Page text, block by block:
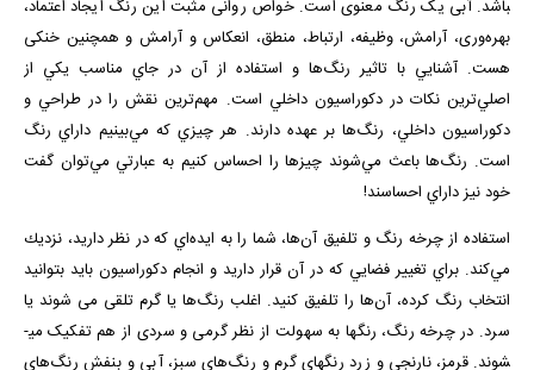
باشد. آبی یک رنگ معنوی است. خواص روانی مثبت این رنگ ایجاد اعتماد،
بهره‌وری، آرامش، وظیفه، ارتباط، منطق، انعکاس و آرامش و همچنین خنکی
هست. آشنايي با تاثير رنگ‌ها و استفاده از آن‌ در جاي مناسب يكي از
اصلي‌ترين نكات در دكوراسيون داخلي است. مهم‌ترين نقش را در طراحي و
دكوراسيون داخلي، رنگ‌ها بر عهده دارند. هر چيزي كه مي‌بينيم داراي رنگ
است. رنگ‌ها باعث مي‌شوند چيزها را احساس كنيم به عبارتي مي‌توان گفت
خود نيز داراي احساسند!
استفاده از چرخه رنگ و تلفيق آن‌ها، شما را به ايده‌اي كه در نظر داريد، نزديك
مي‌كند. براي تغيير فضايي كه در آن قرار داريد و انجام دكوراسيون بايد بتوانيد
انتخاب رنگ كرده، آن‌ها را تلفيق كنيد. اغلب رنگ‌ها يا گرم تلقی می شوند يا
سرد. در چرخه رنگ، رنگ­ها به سهولت از نظر گرمی و سردی از هم تفکيک می­
شوند. قرمز، نارنجی و زرد رنگ­های گرم و رنگ‌های سبز، آبی و بنفش رنگ‌های